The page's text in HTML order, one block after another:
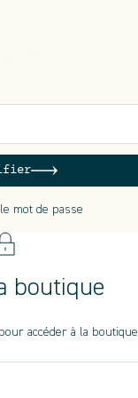
mot de passe
boutique
accéder à la boutique